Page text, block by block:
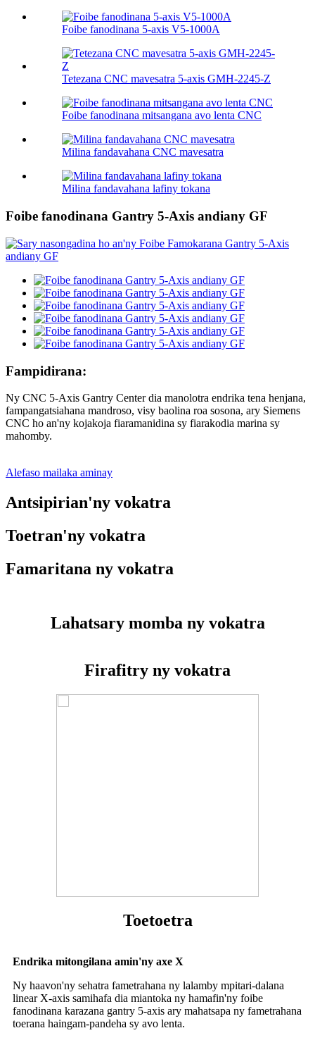
Foibe fanodinana 5-axis V5-1000A
Tetezana CNC mavesatra 5-axis GMH-2245-Z
Foibe fanodinana mitsangana avo lenta CNC
Milina fandavahana CNC mavesatra
Milina fandavahana lafiny tokana
Foibe fanodinana Gantry 5-Axis andiany GF
Fampidirana:
Ny CNC 5-Axis Gantry Center dia manolotra endrika tena henjana,
fampangatsiahana mandroso, visy baolina roa sosona, ary Siemens
CNC ho an'ny kojakoja fiaramanidina sy fiarakodia marina sy
mahomby.
Alefaso mailaka aminay
Antsipirian'ny vokatra
Toetran'ny vokatra
Famaritana ny vokatra
Lahatsary momba ny vokatra
Firafitry ny vokatra
Toetoetra
Endrika mitongilana amin'ny axe X
Ny haavon'ny sehatra fametrahana ny lalamby mpitari-dalana
linear X-axis samihafa dia miantoka ny hamafin'ny foibe
fanodinana karazana gantry 5-axis ary mahatsapa ny fametrahana
toerana haingam-pandeha sy avo lenta.